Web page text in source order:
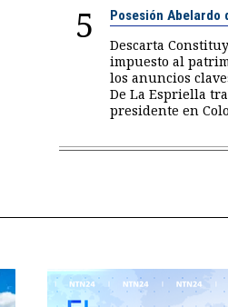
5 Posesión Abelardo
Descarta
impuesto al
los anuncios
De La Espriella
presidente en